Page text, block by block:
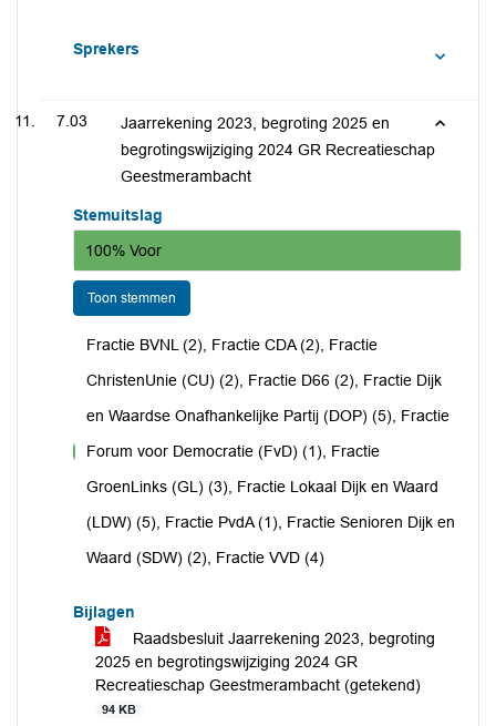
Sprekers
7.03
Jaarrekening 2023, begroting 2025 en
begrotingswijziging 2024 GR Recreatieschap
Geestmerambacht
Stemuitslag
100% Voor
Toon stemmen
Fractie BVNL (2), Fractie CDA (2), Fractie
ChristenUnie (CU) (2), Fractie D66 (2), Fractie Dijk
en Waardse Onafhankelijke Partij (DOP) (5), Fractie
Forum voor Democratie (FvD) (1), Fractie
GroenLinks (GL) (3), Fractie Lokaal Dijk en Waard
(LDW) (5), Fractie PvdA (1), Fractie Senioren Dijk en
Waard (SDW) (2), Fractie VVD (4)
Bijlagen
Raadsbesluit Jaarrekening 2023, begroting
2025 en begrotingswijziging 2024 GR
Recreatieschap Geestmerambacht (getekend)
94 KB